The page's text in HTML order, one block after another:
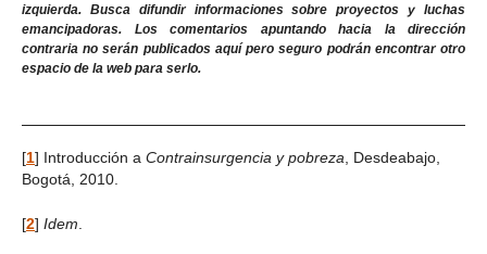
izquierda. Busca difundir informaciones sobre proyectos y luchas
emancipadoras. Los comentarios apuntando hacia la dirección
contraria no serán publicados aquí pero seguro podrán encontrar otro
espacio de la web para serlo.
[1] Introducción a Contrainsurgencia y pobreza, Desdeabajo,
Bogotá, 2010.
[2] Idem